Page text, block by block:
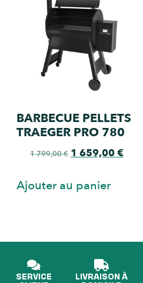
BARBECUE PELLETS
TRAEGER PRO 780
1 799,00€ 1 659,00€
Ajouter au panier
SERVICE LIVRAISON À